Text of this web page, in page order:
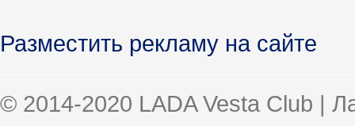
Разместить рекламу на сайте
© 2014-2020 LADA Vesta Club |